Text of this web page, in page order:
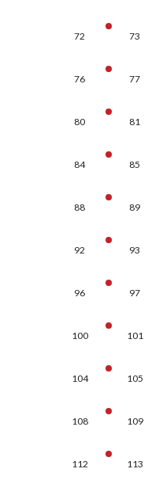
72 73
76 77
80 81
84 85
88 89
92 93
96 97
100 101
104 105
108 109
112 113